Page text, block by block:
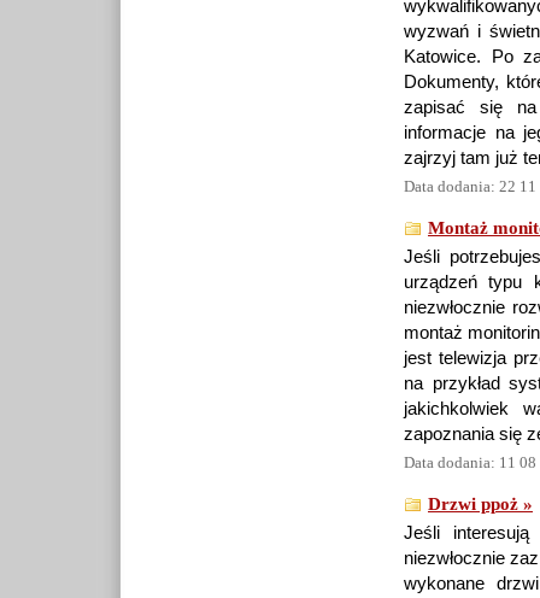
wyzwań i
Katowice. Po
Dokumenty,
zapisać się na
informacje na
zajrzyj tam już
Data dodania: 22
Montaż
Jeśli
urządzeń typu
niezwłocznie
montaż
jest telewizja
na przykład
jakichkolwiek
zapoznania się
Data dodania: 11
Drzwi ppoż »
Jeśli
niezwłocznie
wykonane